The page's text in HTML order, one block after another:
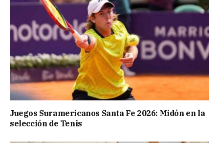
Juegos Suramericanos Santa Fe 2026: Midón en la
selección de Tenis